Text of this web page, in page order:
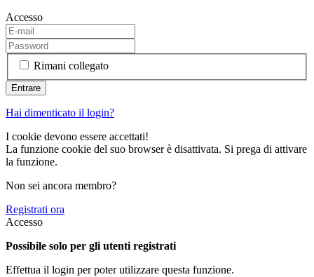
Accesso
Rimani collegato
Hai dimenticato il login?
I cookie devono essere accettati!
La funzione cookie del suo browser è disattivata. Si prega di attivare
la funzione.
Non sei ancora membro?
Registrati ora
Accesso
Possibile solo per gli utenti registrati
Effettua il login per poter utilizzare questa funzione.